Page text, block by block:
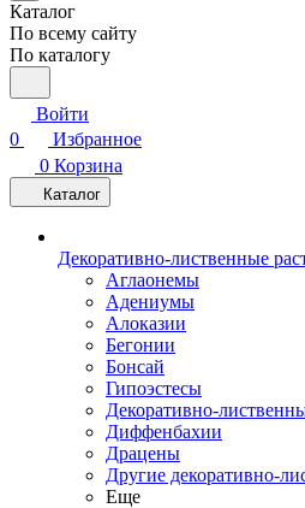
Каталог
По всему сайту
По каталогу
Войти
0
Избранное
0 Корзина
Каталог
Декоративно-лиственные
Аглаонемы
Адениумы
Алоказии
Бегонии
Бонсай
Гипоэстесы
Декоративно-
Диффенбахии
Драцены
Другие декоративно-
Еще